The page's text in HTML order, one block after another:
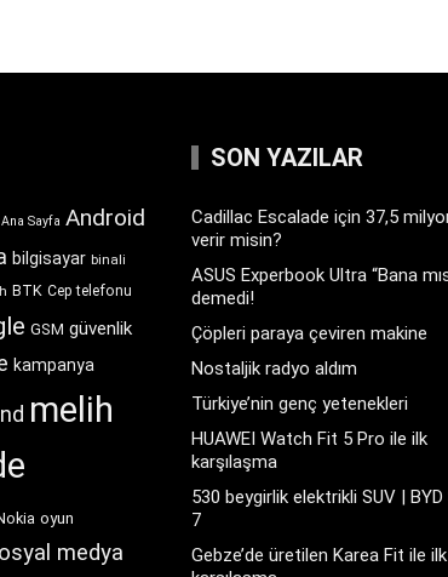
Ana Sayfa Android
bilgisayar binali
BTK Cep telefonu
GSM güvenlik
kampanya
melih
oyun
medya
SON YAZILAR
Cadillac Escalade için 37,5
verir misin?
ASUS Experbook Ultra “Bana
demedi!
Çöpleri paraya çeviren makine
Nostaljik radyo aldım
Türkiye’nin genç yetenekleri
HUAWEI Watch Fit 5 Pro ile ilk
karşılaşma
530 beygirlik elektrikli SUV | BYD
7
Gebze’de üretilen Karea Fit ile ilk